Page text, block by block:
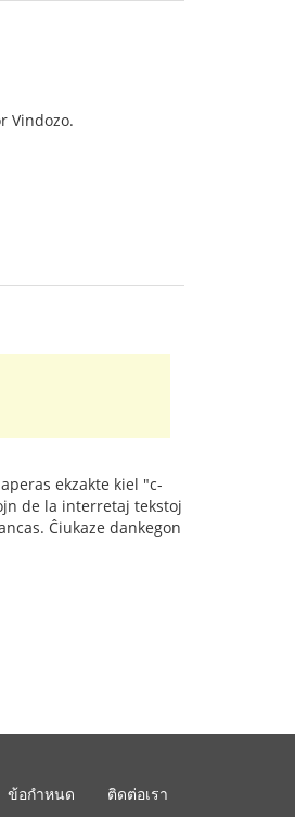
Vindozo.
ekzakte kiel "c-
de la interretaj tekstoj
Ĉiukaze dankegon
ข้อกำหนด ติดต่อเรา